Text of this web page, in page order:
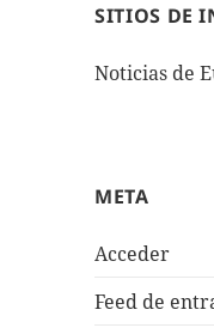
SITIOS DE
Noticias de
META
Acceder
Feed de